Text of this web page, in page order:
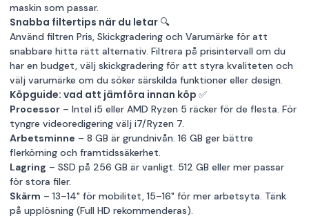
maskin som passar.
Snabba filtertips när du letar 🔍
Använd filtren Pris, Skickgradering och Varumärke för att
snabbare hitta rätt alternativ. Filtrera på prisintervall om du
har en budget, välj skickgradering för att styra kvaliteten och
välj varumärke om du söker särskilda funktioner eller design.
Köpguide: vad att jämföra innan köp ✅
Processor – Intel i5 eller AMD Ryzen 5 räcker för de flesta. För
tyngre videoredigering välj i7/Ryzen 7.
Arbetsminne – 8 GB är grundnivån. 16 GB ger bättre
flerkörning och framtidssäkerhet.
Lagring – SSD på 256 GB är vanligt. 512 GB eller mer passar
för stora filer.
Skärm – 13–14" för mobilitet, 15–16" för mer arbetsyta. Tänk
på upplösning (Full HD rekommenderas).